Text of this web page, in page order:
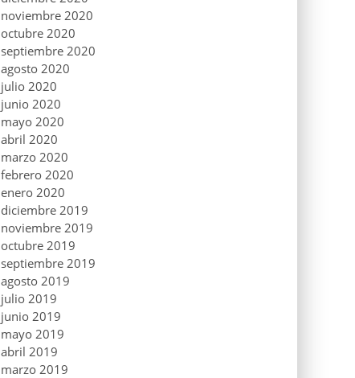
noviembre 2020
octubre 2020
septiembre 2020
agosto 2020
julio 2020
junio 2020
mayo 2020
abril 2020
marzo 2020
febrero 2020
enero 2020
diciembre 2019
noviembre 2019
octubre 2019
septiembre 2019
agosto 2019
julio 2019
junio 2019
mayo 2019
abril 2019
marzo 2019